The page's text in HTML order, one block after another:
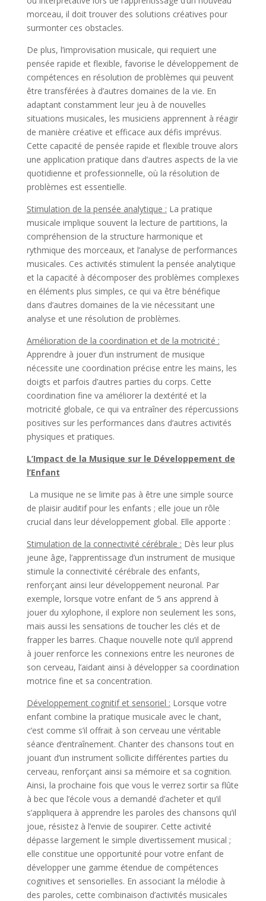
morceau, il doit trouver des solutions créatives pour
surmonter ces obstacles.
De plus, l’improvisation musicale, qui requiert une
pensée rapide et flexible, favorise le développement de
compétences en résolution de problèmes qui peuvent
être transférées à d’autres domaines de la vie. En
adaptant constamment leur jeu à de nouvelles
situations musicales, les musiciens apprennent à réagir
de manière créative et efficace aux défis imprévus.
Cette capacité de pensée rapide et flexible trouve alors
une application pratique dans d’autres aspects de la vie
quotidienne et professionnelle, où la résolution de
problèmes est essentielle.
Stimulation de la pensée analytique : La pratique
musicale implique souvent la lecture de partitions, la
compréhension de la structure harmonique et
rythmique des morceaux, et l’analyse de performances
musicales. Ces activités stimulent la pensée analytique
et la capacité à décomposer des problèmes complexes
en éléments plus simples, ce qui va être bénéfique
dans d’autres domaines de la vie nécessitant une
analyse et une résolution de problèmes.
Amélioration de la coordination et de la motricité :
Apprendre à jouer d’un instrument de musique
nécessite une coordination précise entre les mains, les
doigts et parfois d’autres parties du corps. Cette
coordination fine va améliorer la dextérité et la
motricité globale, ce qui va entraîner des répercussions
positives sur les performances dans d’autres activités
physiques et pratiques.
L’Impact de la Musique sur le Développement de
l’Enfant
La musique ne se limite pas à être une simple source
de plaisir auditif pour les enfants ; elle joue un rôle
crucial dans leur développement global. Elle apporte :
Stimulation de la connectivité cérébrale : Dès leur plus
jeune âge, l’apprentissage d’un instrument de musique
stimule la connectivité cérébrale des enfants,
renforçant ainsi leur développement neuronal. Par
exemple, lorsque votre enfant de 5 ans apprend à
jouer du xylophone, il explore non seulement les sons,
mais aussi les sensations de toucher les clés et de
frapper les barres. Chaque nouvelle note qu’il apprend
à jouer renforce les connexions entre les neurones de
son cerveau, l’aidant ainsi à développer sa coordination
motrice fine et sa concentration.
Développement cognitif et sensoriel : Lorsque votre
enfant combine la pratique musicale avec le chant,
c’est comme s’il offrait à son cerveau une véritable
séance d’entraînement. Chanter des chansons tout en
jouant d’un instrument sollicite différentes parties du
cerveau, renforçant ainsi sa mémoire et sa cognition.
Ainsi, la prochaine fois que vous le verrez sortir sa flûte
à bec que l’école vous a demandé d’acheter et qu’il
s’appliquera à apprendre les paroles des chansons qu’il
joue, résistez à l’envie de soupirer. Cette activité
dépasse largement le simple divertissement musical ;
elle constitue une opportunité pour votre enfant de
développer une gamme étendue de compétences
cognitives et sensorielles. En associant la mélodie à
des paroles, cette combinaison d’activités musicales